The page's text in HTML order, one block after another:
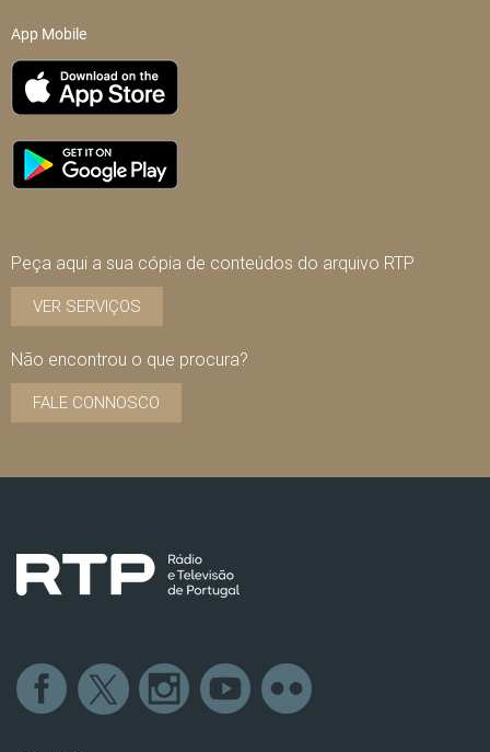
App Mobile
Peça aqui a sua cópia de conteúdos do arquivo RTP
VER SERVIÇOS
Não encontrou o que procura?
FALE CONNOSCO